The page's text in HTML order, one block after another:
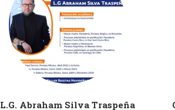
L.G. Abraham Silva Traspeña